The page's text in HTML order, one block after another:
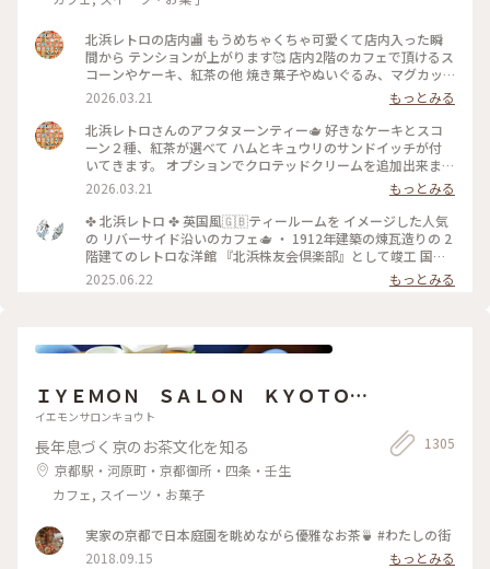
北浜レトロの店内🏬 もうめちゃくちゃ可愛くて店内入った瞬
間から テンションが上がります🥰 店内2階のカフェで頂けるス
コーンやケーキ、紅茶の他 焼き菓子やぬいぐるみ、マグカッ
プやプレゼント用の 詰め合わせなど購入することが出来ます✨
店内はシックなアンティーク家具にミントグリーンが 映えて
素敵な空間です〜！
2026.03.21
もっとみる
北浜レトロさんのアフタヌーンティー🫖 好きなケーキとスコ
ーン２種、紅茶が選べて ハムとキュウリのサンドイッチが付
いてきます。 オプションでクロテッドクリームを追加出来ます
✨ スコーンは季節限定のさくらとくるみをチョイス。 ケーキ
はストロベリースペシャルショートケーキです🍓 ウェッジウ
ッドのお皿に乗せられてボリュームが凄いです😳 ケーキも1ピ
ースがかなり大きく、しっかり甘め。 スコーンは温かく香り
もよくサクサクで美味しいです！ サンドイッチも黒胡椒が効
いていて甘いとしょっぱいで 最高です〜！ めちゃくちゃボリ
ュームがありますが紅茶も差し湯が 用意されていて最後まで
2026.03.21
もっとみる
✤ 北浜レトロ ✤ 英国風🇬🇧ティールームを イメージした人気
の リバーサイド沿いのカフェ🫖 ・ 1912年建築の煉瓦造りの 2
階建てのレトロな洋館 『北浜株友会倶楽部』として竣工 国の
登録有形文化財に指定 ・ 最近は行列のあまりスルーすること
が 多くてこの日は平日の雨の日☔ 15時頃にも関わらず空いて
ったりと 優雅に過ごせる お茶じかんでした😊🫖 ✤ーーーーー
化財 #北浜カフェ#大阪カフェ#はじめての投稿 #はじめての投
稿#大阪のおいしいもん #ことりっぷ大阪
2025.06.22 もっとみる
ＩＹＥＭＯＮ ＳＡＬＯＮ ＫＹＯＴＯ
伊右衛門サロン京都
イエモンサロンキョウト
長年息づく京のお茶文化を知る
京都駅・河原町・京都御所・四条・壬生
カフェ, スイーツ・お菓子
1305
実家の京都で日本庭園を眺めながら優雅なお茶🍵 #わたしの街
2018.09.15
もっとみる